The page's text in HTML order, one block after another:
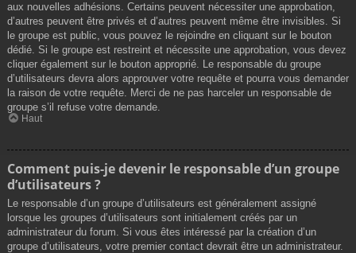
aux nouvelles adhésions. Certains peuvent nécessiter une approbation,
d’autres peuvent être privés et d’autres peuvent même être invisibles. Si
le groupe est public, vous pouvez le rejoindre en cliquant sur le bouton
dédié. Si le groupe est restreint et nécessite une approbation, vous devez
cliquer également sur le bouton approprié. Le responsable du groupe
d’utilisateurs devra alors approuver votre requête et pourra vous demander
la raison de votre requête. Merci de ne pas harceler un responsable de
groupe s’il refuse votre demande.
Haut
Comment puis-je devenir le responsable d’un groupe
d’utilisateurs ?
Le responsable d’un groupe d’utilisateurs est généralement assigné
lorsque les groupes d’utilisateurs sont initialement créés par un
administrateur du forum. Si vous êtes intéressé par la création d’un
groupe d’utilisateurs, votre premier contact devrait être un administrateur.